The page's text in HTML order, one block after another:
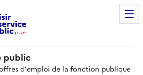
public
d'emploi de la fonction publique